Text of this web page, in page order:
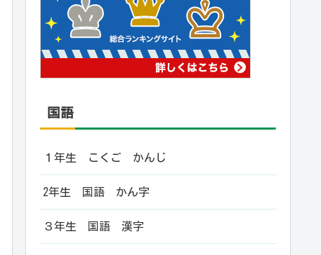
国語
１年生 こくご かんじ
2年生 国語 かん字
３年生 国語 漢字